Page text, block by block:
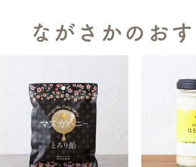
ながさかのお